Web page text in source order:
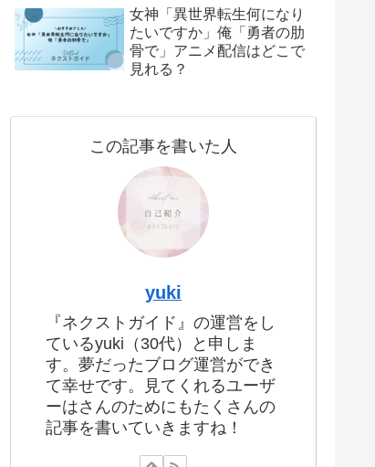
女神「異世界転生何になり
たいですか」俺「勇者の肋
骨で」アニメ配信はどこで
見れる？
この記事を書いた人
yuki
『ネクストガイド』の運営をし
ているyuki（30代）と申しま
す。夢だったブログ運営ができ
て幸せです。見てくれるユーザ
ーはさんのためにもたくさんの
記事を書いていきますね！